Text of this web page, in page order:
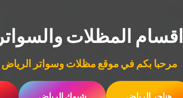
اقسام المظلات والسواتر
مرحبا بكم في موقع مظلات وسواتر الرياض